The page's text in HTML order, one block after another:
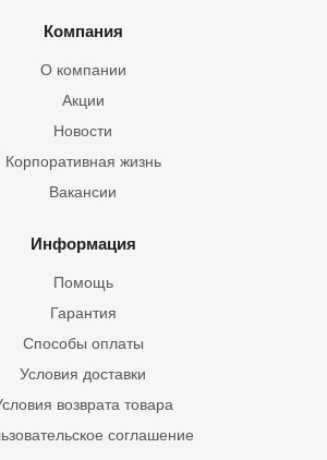
Компания
О компании
Акции
Новости
Корпоративная жизнь
Вакансии
Информация
Помощь
Гарантия
Способы оплаты
Условия доставки
возврата товара
соглашение